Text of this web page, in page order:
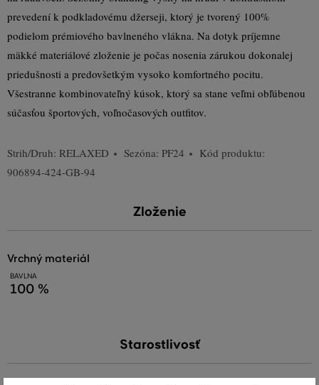
prevedení k podkladovému džerseji, ktorý je tvorený 100%
podielom prémiového bavlneného vlákna. Na dotyk príjemne
mäkké materiálové zloženie je počas nosenia zárukou dokonalej
priedušnosti a predovšetkým vysoko komfortného pocitu.
Všestranne kombinovateľný kúsok, ktorý sa stane veľmi obľúbenou
súčasťou športových, voľnočasových outfitov.
Strih/Druh: RELAXED Sezóna: PF24
Kód produktu:
906894-424-GB-94
Zloženie
vrchný materiál
BAVLNA
100 %
Starostlivosť